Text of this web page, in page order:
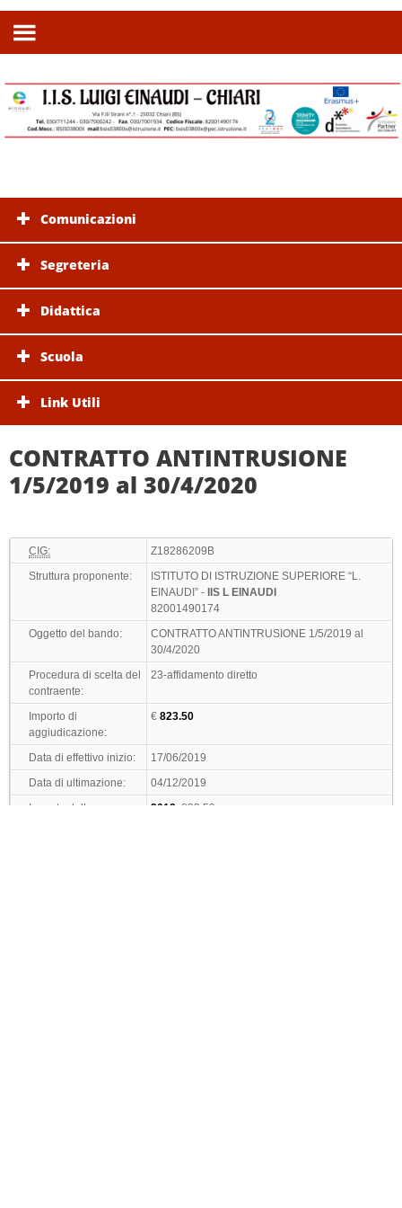
Comunicazioni
Segreteria
Didattica
Scuola
Link Utili
CONTRATTO ANTINTRUSIONE
1/5/2019 al 30/4/2020
CIG:
Z18286209B
Struttura proponente:
ISTITUTO DI ISTRUZIONE SUPERIORE “L.
EINAUDI” -
IIS L EINAUDI
82001490174
Oggetto del bando:
CONTRATTO ANTINTRUSIONE 1/5/2019 al
30/4/2020
Procedura di scelta del
contraente:
23-affidamento diretto
Importo di
aggiudicazione:
€823.50
Data di effettivo inizio:
17/06/2019
Data di ultimazione:
04/12/2019
Importo delle somme
2019 : 823.50